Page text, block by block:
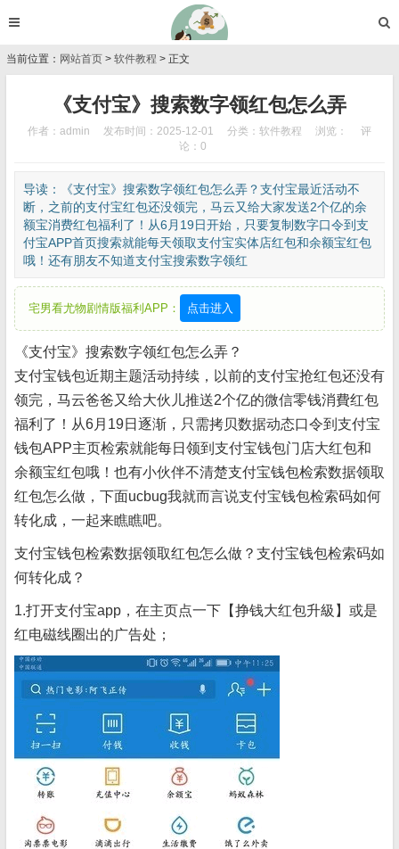
当前位置： 网站首页 > 软件教程 > 正文
《支付宝》搜索数字领红包怎么弄
作者：admin 发布时间：2025-12-01 分类： 软件教程 浏览：
评
论：0
导读：《支付宝》搜索数字领红包怎么弄？支付宝最近活动不
断，之前的支付宝红包还没领完，马云又给大家发送2个亿的余
额宝消费红包福利了！从6月19日开始，只要复制数字口令到支
付宝APP首页搜索就能每天领取支付宝实体店红包和余额宝红包
哦！还有朋友不知道支付宝搜索数字领红
宅男看尤物剧情版福利APP： 点击进入
《支付宝》搜索数字领红包怎么弄？
支付宝钱包近期主题活动持续，以前的支付宝抢红包还没有
领完，马云爸爸又给大伙儿推送2个亿的微信零钱消費红包
福利了！从6月19日逐渐，只需拷贝数据动态口令到支付宝
钱包APP主页检索就能每日领到支付宝钱包门店大红包和
余额宝红包哦！也有小伙伴不清楚支付宝钱包检索数据领取
红包怎么做，下面ucbug我就而言说支付宝钱包检索码如何
转化成，一起来瞧瞧吧。
支付宝钱包检索数据领取红包怎么做？支付宝钱包检索码如
何转化成？
1.打开支付宝app，在主页点一下【挣钱大红包升級】或是
红电磁线圈出的广告处；